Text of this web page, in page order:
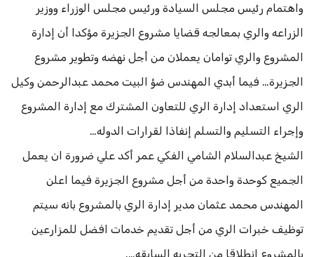
واهتمام رئيس مجلس السيادة ورئيس مجلس الوزراء ووزير
الزراعه والري بمعالجه قضايا مشروع الجزيرة مؤكدا أن إدارة
المشروع والري توامان يعملان من أجل نهضه وتطوير مشروع
الجزيرة… فيما أبدي المهندس ضؤ البيت محمد عبدالرحمن وكيل
الري استعداد إدارة الري للتعاون المشترك مع إدارة المشروع
وإجراء التسليم والتسلم إنفاذا لقرارات الدوله…
الشيخ عبدالسلام الشامي الفكي عمر أكد علي ضرورة ان يعمل
الجميع كوحدة واحدة من أجل مشروع الجزيرة فيما اعلن
المهندس محمد عثمان مدير إدارة الري بالمشروع بانه سيتم
توظيف خبرات الري من أجل تقديم خدمات افضل للمزارعين
بالمشروع انطلاقا من التجربه السابقه….